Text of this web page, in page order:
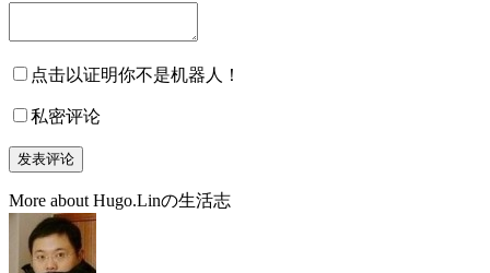
点击以证明你不是机器人！
私密评论
More about Hugo.Linの生活志